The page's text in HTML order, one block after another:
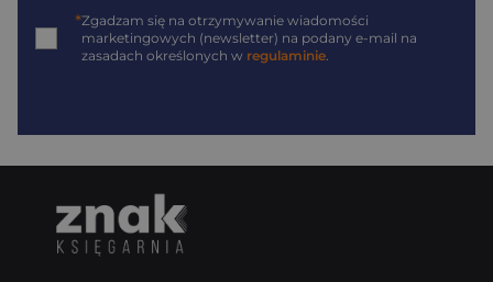
*Zgadzam się na otrzymywanie wiadomości
marketingowych (newsletter) na podany e-mail na
zasadach określonych w regulaminie